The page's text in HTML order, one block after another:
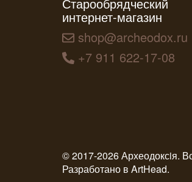
интернет-магазин
shop@archeodox.ru
+7 911 622-17-08
© 2017-2026 Археодоксiя.
Разработано в ArtHead.